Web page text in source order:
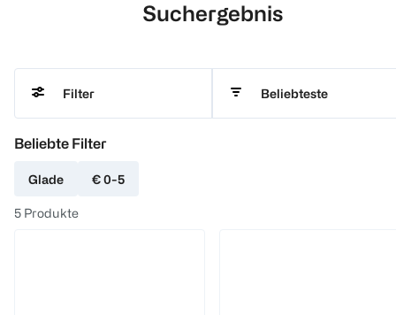
Suchergebnis
Filter Beliebteste
Beliebte Filter
Glade € 0-5
5 Produkte